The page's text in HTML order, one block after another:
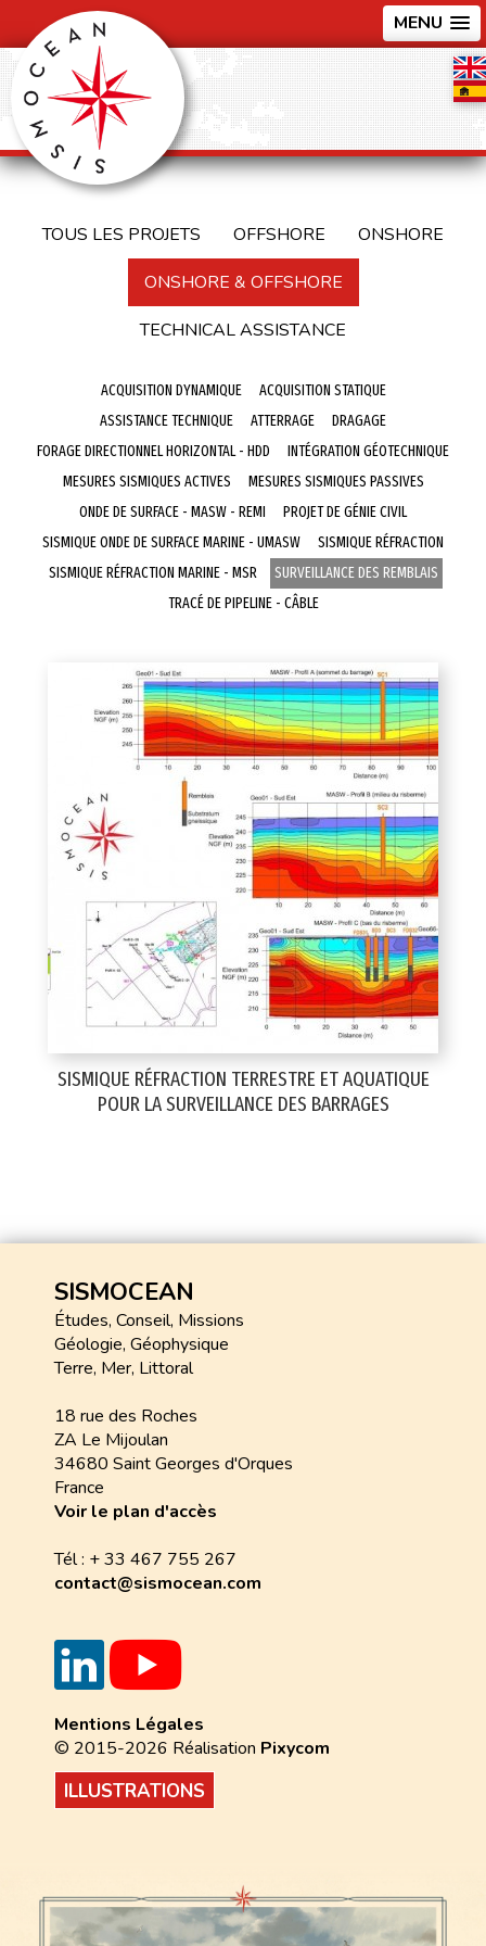
MENU
TOUS LES PROJETS OFFSHORE
ONSHORE
ONSHORE & OFFSHORE
TECHNICAL ASSISTANCE
ACQUISITION DYNAMIQUE
ACQUISITION STATIQUE
ASSISTANCE TECHNIQUE
ATTERRAGE
DRAGAGE
FORAGE DIRECTIONNEL HORIZONTAL - HDD
INTÉGRATION GÉOTECHNIQUE
MESURES SISMIQUES ACTIVES
MESURES SISMIQUES PASSIVES
ONDE DE SURFACE - MASW - REMI
PROJET DE GÉNIE CIVIL
SISMIQUE ONDE DE SURFACE MARINE - UMASW
SISMIQUE RÉFRACTION
SISMIQUE RÉFRACTION MARINE - MSR
SURVEILLANCE DES REMBLAIS
TRACÉ DE PIPELINE - CÂBLE
SISMIQUE RÉFRACTION TERRESTRE ET AQUATIQUE
POUR LA SURVEILLANCE DES BARRAGES
SISMOCEAN
Études, Conseil, Missions
Géologie, Géophysique
Terre, Mer, Littoral
18 rue des Roches
ZA Le Mijoulan
34680 Saint Georges d'Orques
France
Voir le plan d'accès
Tél : + 33 467 755 267
contact@sismocean.com
Mentions Légales
© 2015-2026 Réalisation Pixycom
ILLUSTRATIONS